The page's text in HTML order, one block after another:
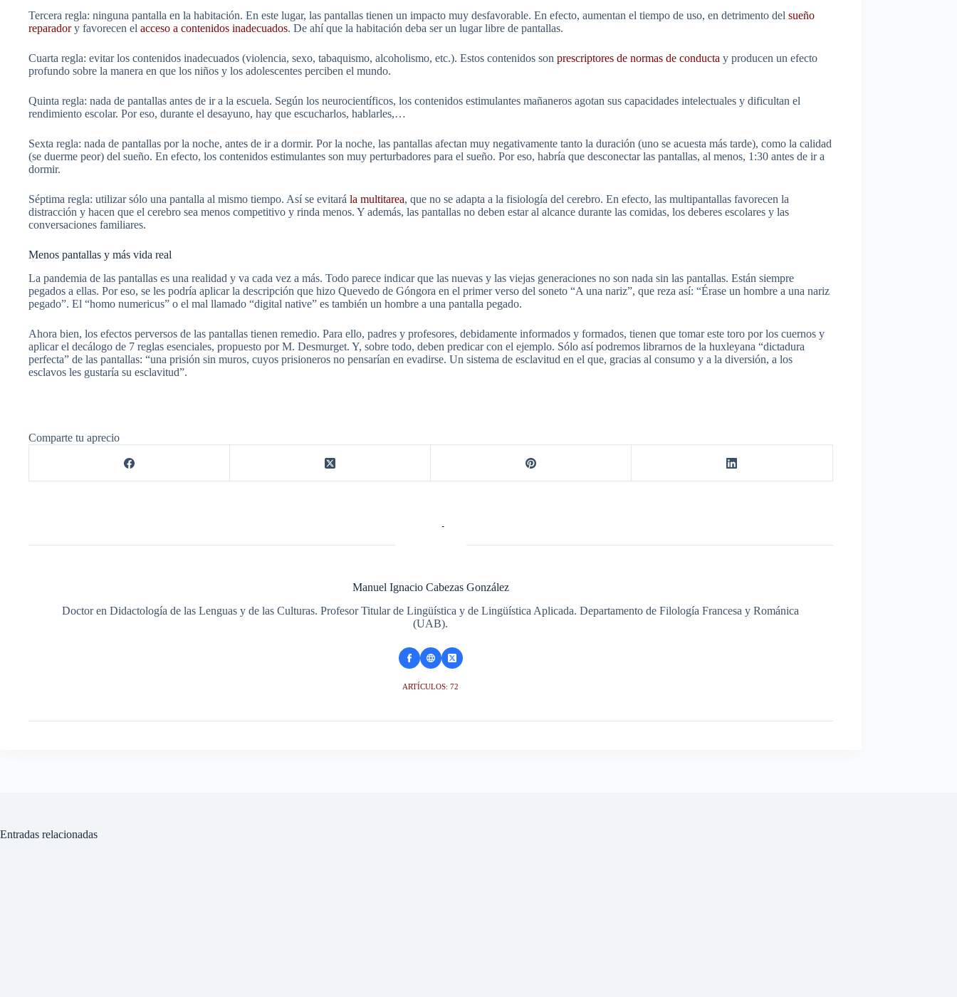
Tercera regla: ninguna pantalla en la habitación. En este lugar, las pantallas tienen un impacto muy desfavorable. En efecto, aumentan el tiempo de uso, en detrimento del sueño
reparadory favorecen el acceso a contenidos inadecuados. De ahí que la habitación deba ser un lugar libre de pantallas.
Cuarta regla: evitar los contenidos inadecuados (violencia, sexo, tabaquismo, alcoholismo, etc.). Estos contenidos son prescriptores de normas de conducta y producen un efecto
profundo sobre la manera en que los niños y los adolescentes perciben el mundo.
Quinta regla: nada de pantallas antes de ir a la escuela. Según los neurocientíficos, los contenidos estimulantes mañaneros agotan sus capacidades intelectuales y dificultan el
rendimiento escolar. Por eso, durante el desayuno, hay que escucharlos, hablarles,…
Sexta regla: nada de pantallas por la noche, antes de ir a dormir. Por la noche, las pantallas afectan muy negativamente tanto la duración (uno se acuesta más tarde), como la calidad
(se duerme peor) del sueño. En efecto, los contenidos estimulantes son muy perturbadores para el sueño. Por eso, habría que desconectar las pantallas, al menos, 1:30 antes de ir a
dormir.
Séptima regla: utilizar sólo una pantalla al mismo tiempo. Así se evitará la multitarea, que no se adapta a la fisiología del cerebro. En efecto, las multipantallas favorecen la
distracción y hacen que el cerebro sea menos competitivo y rinda menos. Y además, las pantallas no deben estar al alcance durante las comidas, los deberes escolares y las
conversaciones familiares.
Menos pantallas y más vida real
La pandemia de las pantallas es una realidad y va cada vez a más. Todo parece indicar que las nuevas y las viejas generaciones no son nada sin las pantallas. Están siempre
pegados a ellas. Por eso, se les podría aplicar la descripción que hizo Quevedo de Góngora en el primer verso del soneto “A una nariz”, que reza así: “Érase un hombre a una nariz
pegado”. El “homo numericus” o el mal llamado “digital native” es también un hombre a una pantalla pegado.
Ahora bien, los efectos perversos de las pantallas tienen remedio. Para ello, padres y profesores, debidamente informados y formados, tienen que tomar este toro por los cuernos y
aplicar el decálogo de 7 reglas esenciales, propuesto por M. Desmurget. Y, sobre todo, deben predicar con el ejemplo. Sólo así podremos librarnos de la huxleyana “dictadura
perfecta” de las pantallas: “una prisión sin muros, cuyos prisioneros no pensarían en evadirse. Un sistema de esclavitud en el que, gracias al consumo y a la diversión, a los
esclavos les gustaría su esclavitud”.
Comparte tu aprecio
Manuel Ignacio Cabezas González
Doctor en Didactología de las Lenguas y de las Culturas. Profesor Titular de Lingüística y de Lingüística Aplicada. Departamento de Filología Francesa y Románica
(UAB).
ARTÍCULOS: 72
Entradas relacionadas